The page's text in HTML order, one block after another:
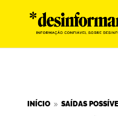
INÍCIO 9 SAÍDAS